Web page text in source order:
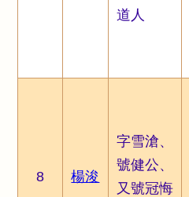
道人
8 楊浚
字雪滄、
號健公、
又號冠悔